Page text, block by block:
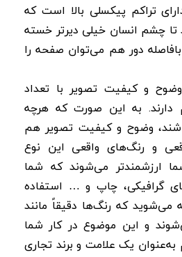
تراکم پیکسلی بالا است که
چشم انسان خیلی دیرتر خسته
دور هم می‌توان صفحه را
و کیفیت تصویر با تعداد
دارند. به این صورت که هرچه
وضوح و کیفیت تصویر هم
و رنگ‌های واقعی این نوع
ارزشمندتر می‌شوند که شما
گرافیکی، چاپ و … استفاده
می‌شوید که رنگ‌ها دقیقاً مانند
و این موضوع در کار شما
به‌عنوان یک علامت و برند تجاری